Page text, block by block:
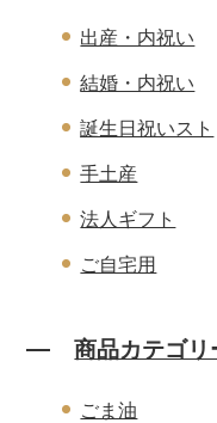
出産・内祝い
結婚・内祝い
誕生日祝いスト
手土産
法人ギフト
ご自宅用
商品カテゴリ
ごま油